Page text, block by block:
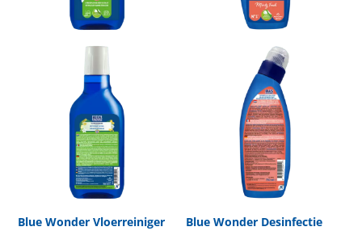
Blue Wonder Vloerreiniger
Blue Wonder Desinfectie